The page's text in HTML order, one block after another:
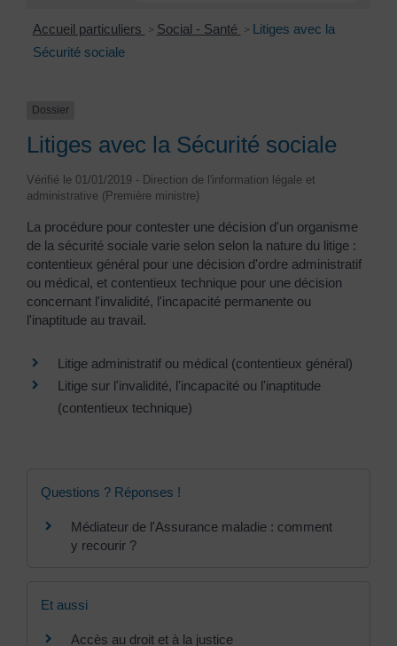
Accueil particuliers > Social - Santé > Litiges avec la
Sécurité sociale
Dossier
Litiges avec la Sécurité sociale
Vérifié le 01/01/2019 - Direction de l'information légale et
administrative (Première ministre)
La procédure pour contester une décision d'un organisme
de la sécurité sociale varie selon selon la nature du litige :
contentieux général pour une décision d'ordre administratif
ou médical, et contentieux technique pour une décision
concernant l'invalidité, l'incapacité permanente ou
l'inaptitude au travail.
Litige administratif ou médical (contentieux général)
Litige sur l'invalidité, l'incapacité ou l'inaptitude
(contentieux technique)
Questions ? Réponses !
Médiateur de l'Assurance maladie : comment
y recourir ?
Et aussi
Accès au droit et à la justice